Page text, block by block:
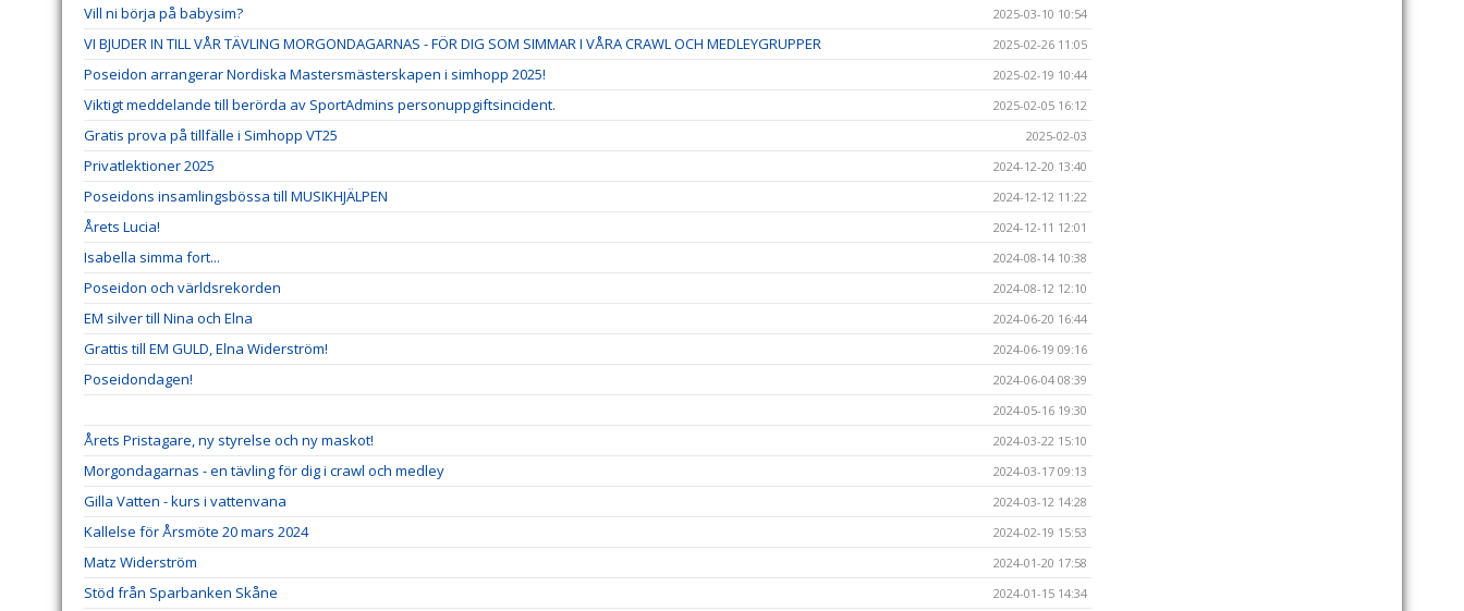
Vill ni börja på babysim? 2025-03-10 10:54
VI BJUDER IN TILL VÅR TÄVLING MORGONDAGARNAS - FÖR DIG SOM SIMMAR I VÅRA CRAWL OCH MEDLEYGRUPPER 2025-02-26 11:05
Poseidon arrangerar Nordiska Mastersmästerskapen i simhopp 2025! 2025-02-19 10:44
Viktigt meddelande till berörda av SportAdmins personuppgiftsincident. 2025-02-05 16:12
Gratis prova på tillfälle i Simhopp VT25 2025-02-03
Privatlektioner 2025 2024-12-20 13:40
Poseidons insamlingsbössa till MUSIKHJÄLPEN 2024-12-12 11:22
Årets Lucia! 2024-12-11 12:01
Isabella simma fort... 2024-08-14 10:38
Poseidon och världsrekorden 2024-08-12 12:10
EM silver till Nina och Elna 2024-06-20 16:44
Grattis till EM GULD, Elna Widerström! 2024-06-19 09:16
Poseidondagen!
2024-06-04 08:39
2024-05-16 19:30
Årets Pristagare, ny styrelse och ny maskot! 2024-03-22 15:10
Morgondagarnas - en tävling för dig i crawl och medley 2024-03-17 09:13
Gilla Vatten - kurs i vattenvana 2024-03-12 14:28
Kallelse för Årsmöte 20 mars 2024 2024-02-19 15:53
Matz Widerström 2024-01-20 17:58
Stöd från Sparbanken Skåne 2024-01-15 14:34